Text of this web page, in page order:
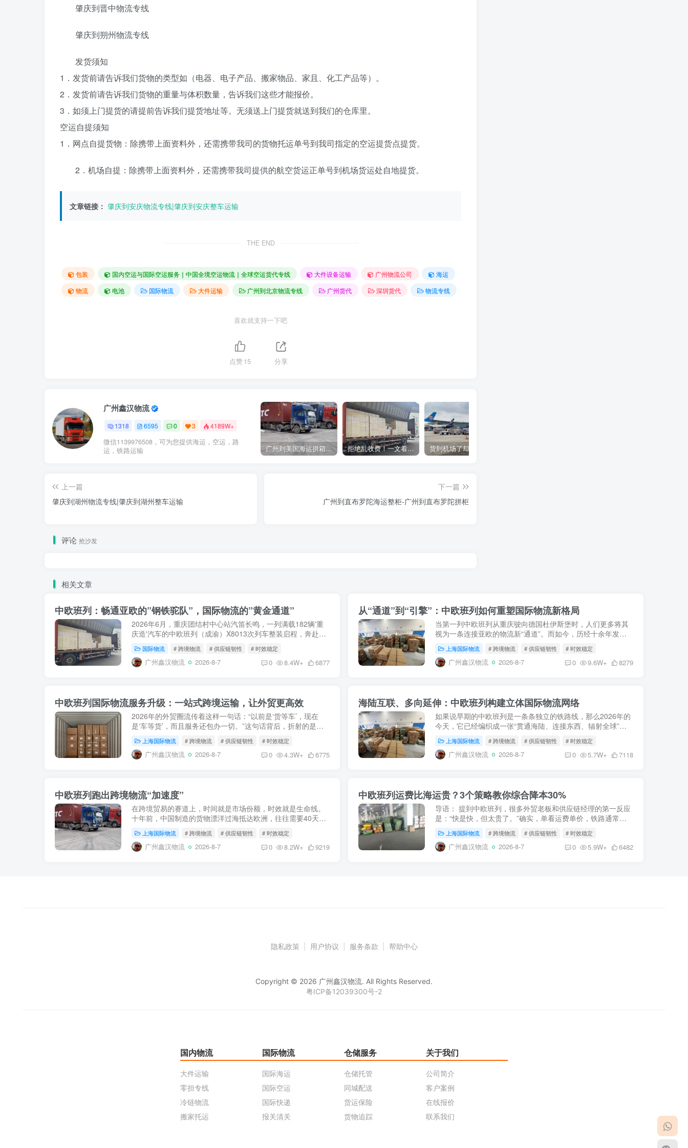
肇庆到晋中物流专线
肇庆到朔州物流专线
发货须知
1．发货前请告诉我们货物的类型如（电器、电子产品、搬家物品、家且、化工产品等）。
2．发货前请告诉我们货物的重量与体积数量，告诉我们这些才能报价。
3．如须上门提货的请提前告诉我们提货地址等。无须送上门提货就送到我们的仓库里。
空运自提须知
1．网点自提货物：除携带上面资料外，还需携带我司的货物托运单号到我司指定的空运提货点提货。
2．机场自提：除携带上面资料外，还需携带我司提供的航空货运正单号到机场货运处自地提货。
文章链接： 肇庆到安庆物流专线|肇庆到安庆整车运输
THE END
包装 国内空运与国际空运服务｜中国全境空运物流｜全球空运货代专线 大件设备运输 广州物流公司
海运
物流
电池 国际物流 大件运输 广州到北京物流专线 广州货代 深圳货代 物流专线
喜欢就支持一下吧
点赞15 分享
广州鑫汉物流
1318 6595 0 3 4189W+
微信1139976508，可为您提供海运，空运，路
运，铁路运输
广州到美国海运拼箱多少钱？2024年最新运费构成+隐藏费用避坑指南 拒绝乱收费！一文看懂中国货代计费套路，教你避开所有隐形坑
上一篇
肇庆到湖州物流专线|肇庆到湖州整车运输
下一篇
广州到直布罗陀海运整柜-广州到直布罗陀拼柜
评论 抢沙发
相关文章
中欧班列：畅通亚欧的”钢铁驼队”，国际物流的”黄金通道”
2026年6月，重庆团结村中心站汽笛长鸣，一列满载182辆'重
庆造'汽车的中欧班列（成渝）X8013次列车整装启程，奔赴俄
从郑州圃田站驶向德国...
国际物流 # 跨境物流 # 供应链韧性 # 时效稳定
广州鑫汉物流 2026-8-7 0 8.4W+ 6877
从“通道”到“引擎”：中欧班列如何重塑国际物流新格局
当第一列中欧班列从重庆驶向德国杜伊斯堡时，人们更多将其
视为一条连接亚欧的物流新“通道”。而如今，历经十余年发
动国际贸易、重构...
上海国际物流 # 跨境物流 # 供应链韧性 # 时效稳定
广州鑫汉物流 2026-8-7 0 9.6W+ 8279
中欧班列国际物流服务升级：一站式跨境运输，让外贸更高效
2026年的外贸圈流传着这样一句话：“以前是‘货等车’，现在
是‘车等货’，而且服务还包办一切。”这句话背后，折射的是中
欧班列从单纯的“铁路运输承运人”向“全程供应链服务商”的历史
性跨越...
上海国际物流 # 跨境物流 # 供应链韧性 # 时效稳定
广州鑫汉物流 2026-8-7 0 4.3W+ 6775
海陆互联、多向延伸：中欧班列构建立体国际物流网络
如果说早期的中欧班列是一条条独立的铁路线，那么2026年的
今天，它已经编织成一张“贯通海陆、连接东西、辐射全球”的
立体物流巨网。这张网，打破了地理阻隔，将遥远的内陆与浩
瀚的海洋紧密缝合...
上海国际物流 # 跨境物流 # 供应链韧性 # 时效稳定
广州鑫汉物流 2026-8-7 0 5.7W+ 7118
中欧班列跑出跨境物流“加速度”
在跨境贸易的赛道上，时间就是市场份额，时效就是生命线。
十年前，中国制造的货物漂洋过海抵达欧洲，往往需要40天甚
至更久；如今，随着中欧班列“加速度”的持续释放，这一周期
已被稳定压缩至12...
上海国际物流 # 跨境物流 # 供应链韧性 # 时效稳定
广州鑫汉物流 2026-8-7 0 8.2W+ 9219
中欧班列运费比海运贵？3个策略教你综合降本30%
导语： 提到中欧班列，很多外贸老板和供应链经理的第一反应
是：“快是快，但太贵了。”确实，单看运费单价，铁路通常是
海运的2-3倍。但在全球供应链充满不确定性的今天，“便宜”不
等于“成本低...
上海国际物流 # 跨境物流 # 供应链韧性 # 时效稳定
广州鑫汉物流 2026-8-7 0 5.9W+ 6482
隐私政策 用户协议 服务条款 帮助中心
Copyright © 2026 广州鑫汉物流. All Rights Reserved.
粤ICP备12039300号-2
国内物流
大件运输
零担专线
冷链物流
搬家托运
国际物流
国际海运
国际空运
国际快递
报关清关
仓储服务
仓储托管
同城配送
货运保险
货物追踪
关于我们
公司简介
客户案例
在线报价
联系我们